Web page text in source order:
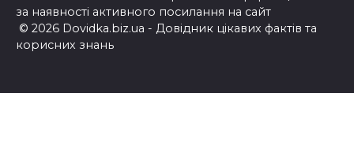
за наявності активного посилання на сайт
© 2026 Dovidka.biz.ua - Довідник цікавих фактів та
корисних знань